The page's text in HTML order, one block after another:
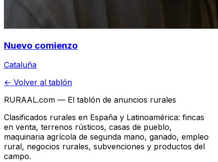
Nuevo comienzo
Cataluña
← Volver al tablón
RURAAL.com — El tablón de anuncios rurales
Clasificados rurales en España y Latinoamérica: fincas
en venta, terrenos rústicos, casas de pueblo,
maquinaria agrícola de segunda mano, ganado, empleo
rural, negocios rurales, subvenciones y productos del
campo.